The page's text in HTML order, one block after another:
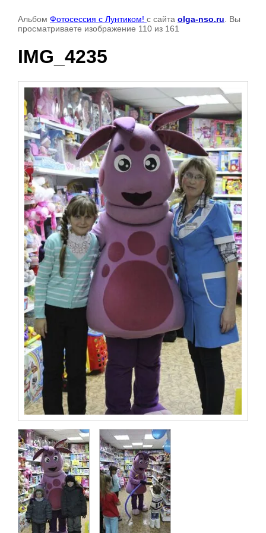
Альбом Фотосессия с Лунтиком! с сайта olga-nso.ru . Вы
просматриваете изображение 110 из 161
IMG_4235